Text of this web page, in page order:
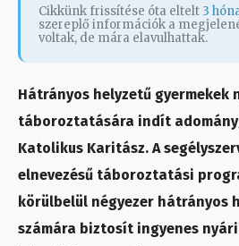
Cikkünk frissítése óta eltelt 3
szereplő információk a
voltak, de mára elavulhattak.
Hátrányos helyzetű gyermekek
táboroztatására indít
Katolikus Karitász. A
elnevezésű táboroztatási
körülbelül négyezer hátrányos
számára biztosít ingyenes